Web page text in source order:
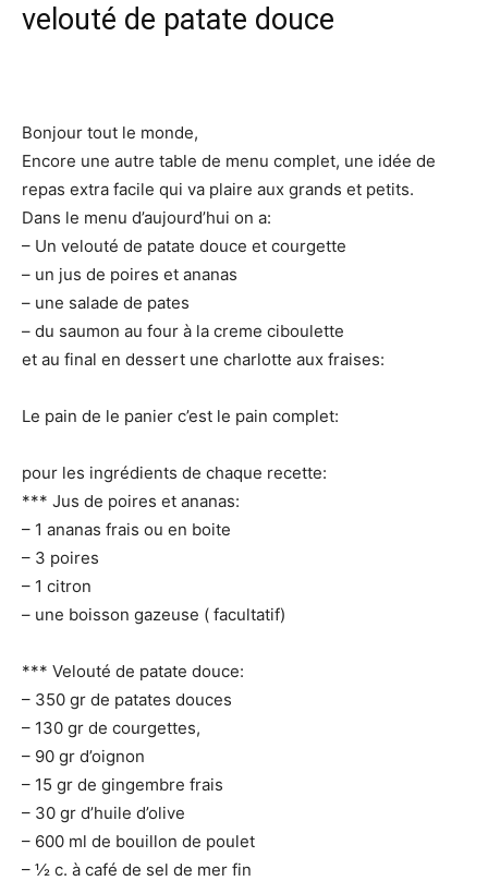
velouté de patate douce
Bonjour tout le monde,
Encore une autre table de menu complet, une idée de
repas extra facile qui va plaire aux grands et petits.
Dans le menu d’aujourd’hui on a:
– Un velouté de patate douce et courgette
– un jus de poires et ananas
– une salade de pates
– du saumon au four à la creme ciboulette
et au final en dessert une charlotte aux fraises:
Le pain de le panier c’est le pain complet:
pour les ingrédients de chaque recette:
*** Jus de poires et ananas:
– 1 ananas frais ou en boite
– 3 poires
– 1 citron
– une boisson gazeuse ( facultatif)
*** Velouté de patate douce:
– 350 gr de patates douces
– 130 gr de courgettes,
– 90 gr d’oignon
– 15 gr de gingembre frais
– 30 gr d’huile d’olive
– 600 ml de bouillon de poulet
– ½ c. à café de sel de mer fin